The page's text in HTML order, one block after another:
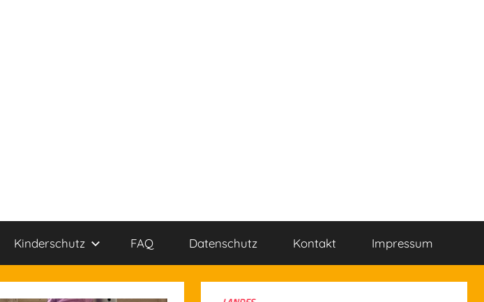
Kinderschutz FAQ Datenschutz Kontakt Impressum